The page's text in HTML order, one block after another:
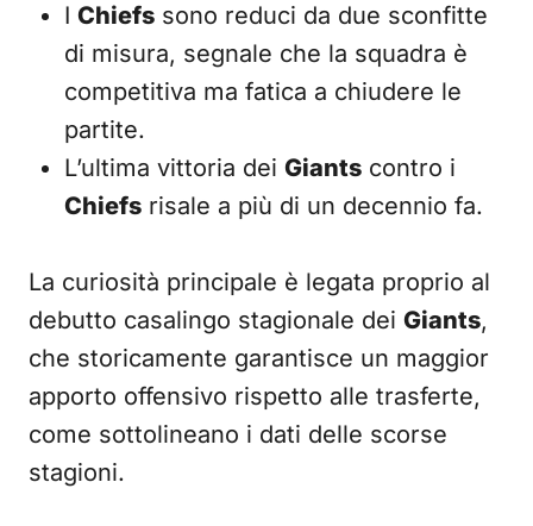
I Chiefs sono reduci da due sconfitte
di misura, segnale che la squadra è
competitiva ma fatica a chiudere le
partite.
L’ultima vittoria dei Giants contro i
Chiefs risale a più di un decennio fa.
La curiosità principale è legata proprio al
debutto casalingo stagionale dei Giants,
che storicamente garantisce un maggior
apporto offensivo rispetto alle trasferte,
come sottolineano i dati delle scorse
stagioni.